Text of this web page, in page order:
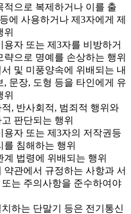
적으로 복제하거나 이를 출
에 사용하거나 제3자에게 제
위
용자 또는 제3자를 비방하거
략으로 명예를 손상하는 행위
및 미풍양속에 위배되는 내
, 문장, 도형 등을 타인에게 유
위
적, 반사회적, 범죄적 행위와
판단되는 행위
용자 또는 제3자의 저작권등
를 침해하는 행위
계 법령에 위배되는 행위
관에서 규정하는 사항과 서
는 주의사항을 준수하여야
하는 단말기 등은 전기통신